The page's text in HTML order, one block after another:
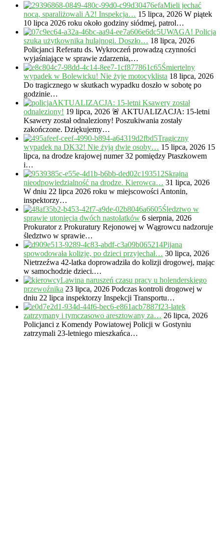
Mieli jechać
nocą, sparaliżowali A2! Inspekcja… 15 lipca, 2026 W piątek
10 lipca 2026 roku około godziny siódmej, patrol…
UWAGA! Policja
szuka użytkownika hulajnogi. Doszło… 18 lipca, 2026
Policjanci Referatu ds. Wykroczeń prowadzą czynności
wyjaśniające w sprawie zdarzenia,…
Śmiertelny
wypadek w Bolewicku! Nie żyje motocyklista 18 lipca, 2026
Do tragicznego w skutkach wypadku doszło w sobotę po
godzinie…
AKTUALIZACJA: 15-letni Ksawery został
odnaleziony! 19 lipca, 2026 🚨 AKTUALIZACJA: 15-letni
Ksawery został odnaleziony! Poszukiwania zostały
zakończone. Dziękujemy…
Tragiczny
wypadek na DK32! Nie żyją dwie osoby… 15 lipca, 2026 15
lipca, na drodze krajowej numer 32 pomiędzy Ptaszkowem
i…
Skrajna
nieodpowiedzialność na drodze. Kierowca… 31 lipca, 2026
W dniu 22 lipca 2026 roku w miejscowości Antonin,
inspektorzy…
Śledztwo w
sprawie utonięcia dwóch nastolatków 6 sierpnia, 2026
Prokurator z Prokuratury Rejonowej w Wągrowcu nadzoruje
śledztwo w sprawie…
Pijana
spowodowała kolizję, po dzieci przyjechał… 30 lipca, 2026
Nietrzeźwa 42-latka doprowadziła do kolizji drogowej, mając
w samochodzie dzieci.…
Lawina naruszeń czasu pracy u holenderskiego
przewoźnika 23 lipca, 2026 Podczas kontroli drogowej w
dniu 22 lipca inspektorzy Inspekcji Transportu…
23-latek
zatrzymany i tymczasowo aresztowany za… 26 lipca, 2026
Policjanci z Komendy Powiatowej Policji w Gostyniu
zatrzymali 23-letniego mieszkańca…